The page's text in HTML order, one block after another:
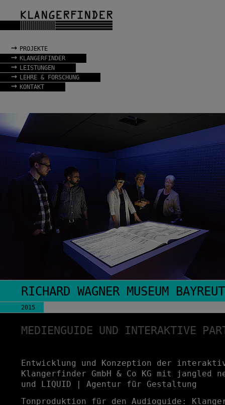
→ PROJEKTE
→ KLANGERFINDER
→ LEISTUNGEN
→ LEHRE & FORSCHUNG
→ KONTAKT
RICHARD WAGNER MUSEUM
2015
MEDIENGUIDE UND INTERAKTIVE
Entwicklung und Konzeption der
Klangerfinder GmbH & Co KG mit jangled
und LIQUID | Agentur für Gestaltung
Tonproduktion für den Audioguide: